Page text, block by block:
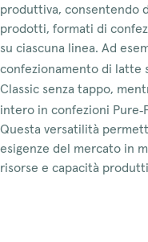
produttiva, consentendo
prodotti, formati di
su ciascuna linea. Ad
confezionamento di latte
Classic senza tappo,
intero in confezioni
Questa versatilità
esigenze del mercato in
risorse e capacità